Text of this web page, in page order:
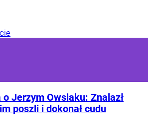
Jerzym Owsiaku: Znalazł
poszli i dokonał cudu